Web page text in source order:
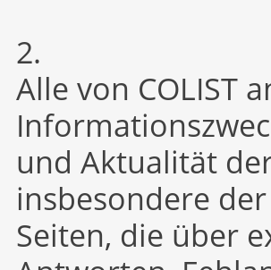
2.
Alle von COLIST
und Aktualität
insbesondere
Seiten, die über